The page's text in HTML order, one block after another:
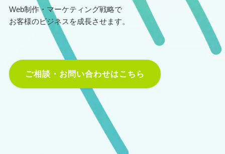
Web制作・マーケティング戦略で
お客様のビジネスを成長させます。
ご相談・お問い合わせはこちら